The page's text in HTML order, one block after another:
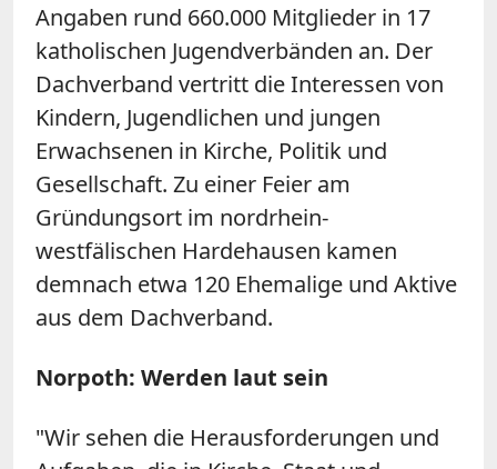
Angaben rund 660.000 Mitglieder in 17
katholischen Jugendverbänden an. Der
Dachverband vertritt die Interessen von
Kindern, Jugendlichen und jungen
Erwachsenen in Kirche, Politik und
Gesellschaft. Zu einer Feier am
Gründungsort im nordrhein-
westfälischen Hardehausen kamen
demnach etwa 120 Ehemalige und Aktive
aus dem Dachverband.
Norpoth: Werden laut sein
"Wir sehen die Herausforderungen und